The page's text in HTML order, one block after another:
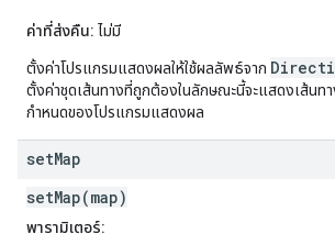
ค่าที่ส่งคืน: ไม่มี
ตั้งค่าโปรแกรมแสดงผลให้ใช้ผลลัพธ์จาก
ตั้งค่าชุดเส้นทางที่ถูกต้องในลักษณะนี้จะแสดงเส้นท
กำหนดของโปรแกรมแสดงผล
setMap
setMap(map)
พารามิเตอร์: